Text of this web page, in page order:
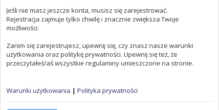
Jeśli nie masz jeszcze konta, musisz się zarejestrować.
Rejestracja zajmuje tylko chwilę i znacznie zwiększa Twoje
możliwości.
Zanim się zarejestrujesz, upewnij się, czy znasz nasze warunki
użytkowania oraz politykę prywatności. Upewnij się też, że
przeczytałeś/aś wszystkie regulaminy umieszczone na stronie.
Warunki użytkowania | Polityka prywatności